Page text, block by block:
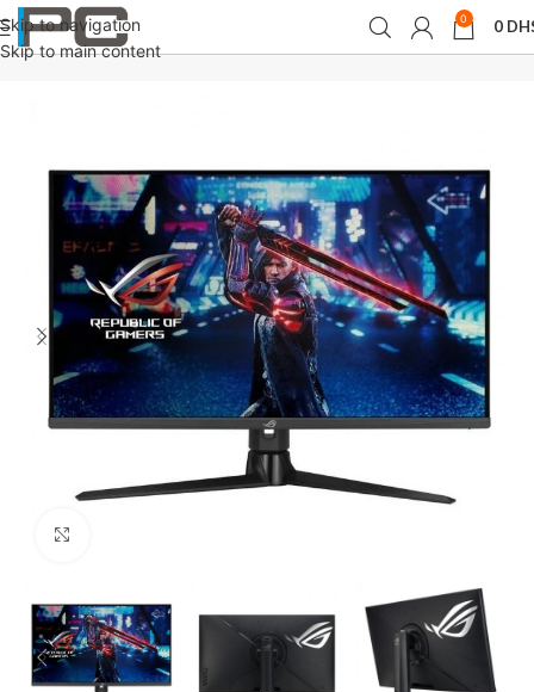
Skip to navigation
Skip to main content
0 0
Accueil périphériques